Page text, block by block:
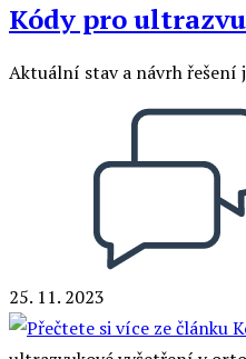
Kódy pro
Aktuální stav a návrh řešení
25. 11. 2023